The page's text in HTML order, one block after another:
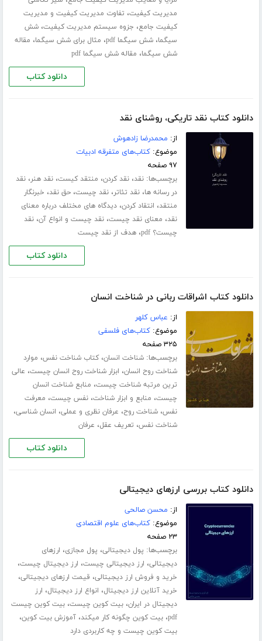
مدیریت کیفیت، تفاوت مدیریت کیفیت و مدیریت
کیفیت جامع، جزوه سیستم مدیریت کیفیت،شش
سیگما،شش سیگما pdf ، مثال برای شش سیگما، مقاله
شش سیگما، مقاله شش سیگما pdf
دانلود کتاب
دانلود کتاب نقد تاریکی، روشنای نقد
از: محمدرضا زادهوش
موضوع:کتاب‌های متفرقه ادبیات
۹۷ صفحه
برچسب‌ها:نقد،نقد کردن، منتقد کیست،نقد هنر،نقد
در رسانه ها،نقد تئاتر،نقد چیست،حق نقد، خبرنگار
منتقد، انتقاد کردن،دیدگاه های مختلف درباره معنای
نقد، معنای نقد چیست،نقد چیست و انواع آن،نقد
چیست؟ pdf
،هدف از نقد چیست
دانلود کتاب
دانلود کتاب اشراقات ربانی در شناخت انسان
از: عباس کلهر
موضوع:کتاب‌های فلسفی
۳۲۵ صفحه
برچسب‌ها:شناخت انسان،کتاب شناخت نفس، موارد
شناخت روح انسان، ابزار شناخت روح انسان چیست، عالی
ترین مرتبه شناخت چیست، منابع شناخت انسان
چیست، منابع و ابزار شناخت،نفس چیست، معرفت
نفس،شناخت روح، عرفان نظری و عملی، انسان شناسی،
شناخت نفس، تعریف عقل، عرفان
دانلود کتاب
دانلود کتاب بررسی ارزهای دیجیتالی
از: محسن صالحی
موضوع:کتاب‌های علوم اقتصادی
۲۳ صفحه
برچسب‌ها: پول دیجیتالی، پول مجازی، ارزهای
دیجیتالی، ارز دیجیتالی چیست، ارز دیجیتال چیست،
خرید و فروش ارز دیجیتالی، قیمت ارزهای دیجیتالی،
خرید آنلاین ارز دیجیتال، انواع ارز دیجیتال، ارز
دیجیتال در ایران،بیت کوین چیست،بیت کوین چیست
pdf،بیت کوین چگونه کار میکند،آموزش بیت کوین،
بیت کوین چیست و چه کاربردی دارد